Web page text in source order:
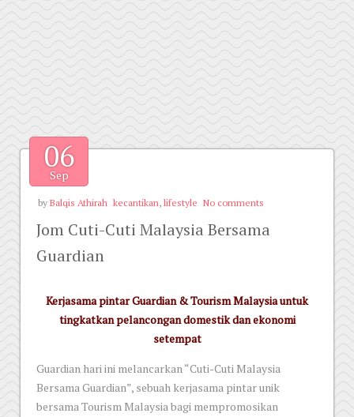
06
Sep
by Balqis Athirah kecantikan, lifestyle No comments
Jom Cuti-Cuti Malaysia Bersama
Guardian
Kerjasama pintar Guardian & Tourism Malaysia untuk
tingkatkan pelancongan domestik dan ekonomi
setempat
Guardian hari ini melancarkan “Cuti-Cuti Malaysia
Bersama Guardian”, sebuah kerjasama pintar unik
bersama Tourism Malaysia bagi mempromosikan